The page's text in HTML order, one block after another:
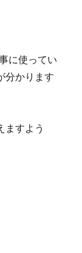
に使ってい
分かります
ますよう